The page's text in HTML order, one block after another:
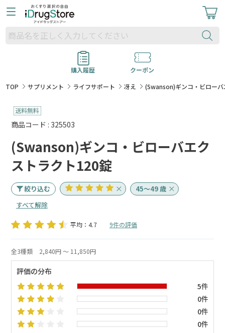
購入履歴
クーポン
TOP
サプリメント ライフサポート 冴え (Swanson)ギンコ・ビロー
商品コード : 325503
(Swanson)ギンコ・ビローバエク
ストラクト120錠
絞り込む
45～49 歳
すべて解除
平均：4.7 9件の評価
全3種類 2,840円 ～ 11,850円
評価の分布
5件
0件
0件
0件